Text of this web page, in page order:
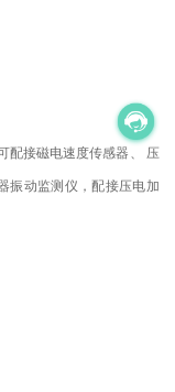
配接磁电速度传感器、 压
振动监测仪，配接压电加